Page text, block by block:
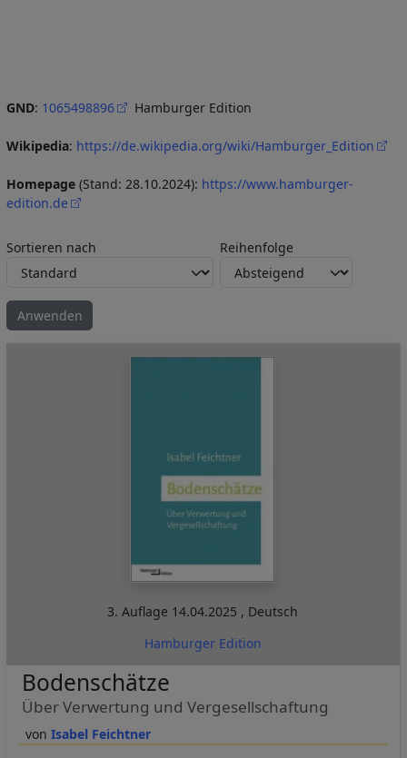
GND: 1065498896 Hamburger Edition
Wikipedia: https://de.wikipedia.org/wiki/Hamburger_Edition
Homepage (Stand: 28.10.2024): https://www.hamburger-
edition.de
Sortieren nach Reihenfolge
3. Auflage 14.04.2025 , Deutsch
Hamburger Edition
Isabel Feichtner
Bodenschätze
Über Verwertung und Vergesellschaftung